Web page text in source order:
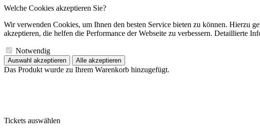
Welche Cookies akzeptieren Sie?
Wir verwenden Cookies, um Ihnen den besten Service bieten zu können. Hierzu
akzeptieren, die helfen die Performance der Webseite zu verbessern. Detaillierte
Notwendig
Auswahl akzeptieren Alle akzeptieren
Das Produkt wurde zu Ihrem Warenkorb hinzugefügt.
Tickets auswählen